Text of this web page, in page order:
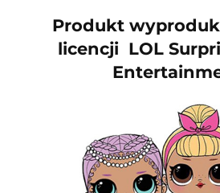
Produkt
licencji LOL